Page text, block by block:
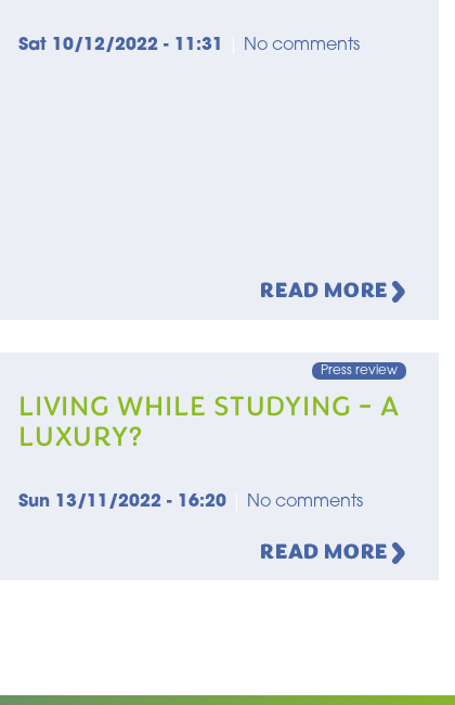
Sat 10/12/2022 - 11:31 No comments
READ MORE
Press review
LIVING WHILE STUDYING - A
LUXURY?
Sun 13/11/2022 - 16:20 No comments
READ MORE